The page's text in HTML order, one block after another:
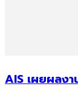
AIS เผยผลง